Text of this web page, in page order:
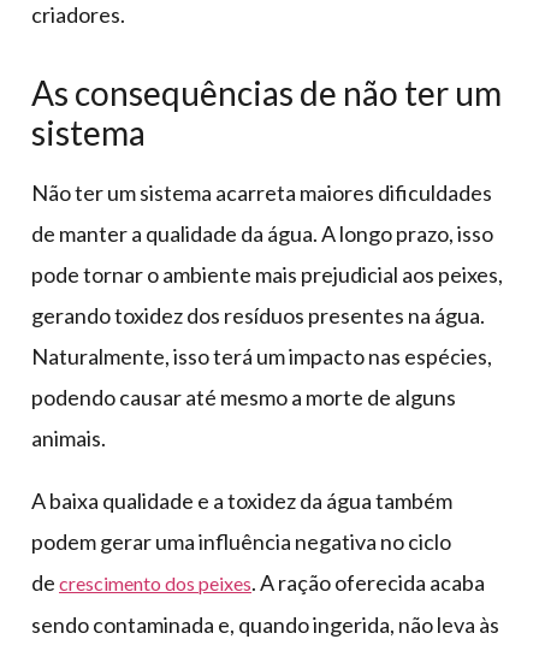
criadores.
As consequências de não ter um
sistema
Não ter um sistema acarreta maiores dificuldades
de manter a qualidade da água. A longo prazo, isso
pode tornar o ambiente mais prejudicial aos peixes,
gerando toxidez dos resíduos presentes na água.
Naturalmente, isso terá um impacto nas espécies,
podendo causar até mesmo a morte de alguns
animais.
A baixa qualidade e a toxidez da água também
podem gerar uma influência negativa no ciclo
de crescimento dos peixes. A ração oferecida acaba
sendo contaminada e, quando ingerida, não leva às